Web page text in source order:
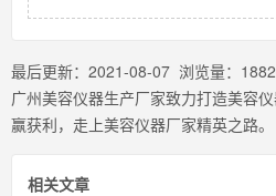
最后更新： 2021-08-07 浏览量：
广州美容仪器生产厂家致力打造美容
赢获利，走上美容仪器厂家精英之路。
相关文章